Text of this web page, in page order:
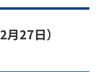
27日）